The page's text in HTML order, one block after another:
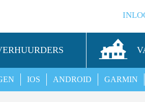
GARMIN
ANDROID
IOS